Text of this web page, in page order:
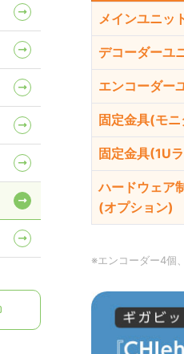
メインユニッ
デコーダーユ
エンコーダー
固定金具(モ
固定金具(1U
ハードウェア
(オプション)
※エンコーダー4個